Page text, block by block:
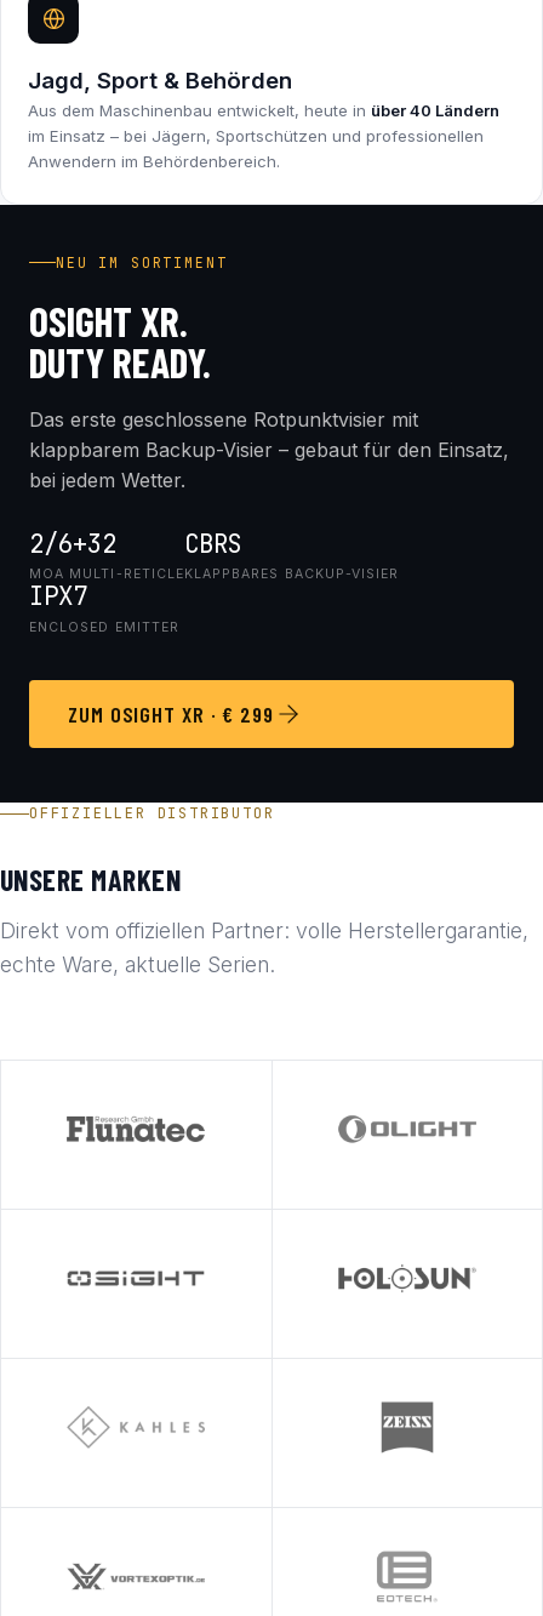
Jagd, Sport & Behörden
Aus dem Maschinenbau entwickelt, heute in über 40 Ländern
im Einsatz – bei Jägern, Sportschützen und professionellen
Anwendern im Behördenbereich.
NEU IM SORTIMENT
OSIGHT XR.
DUTY READY.
Das erste geschlossene Rotpunktvisier mit
klappbarem Backup-Visier – gebaut für den Einsatz,
bei jedem Wetter.
2/6+32
MOA MULTI-RETICLE
CBRS
KLAPPBARES BACKUP-VISIER
IPX7
ENCLOSED EMITTER
ZUM OSIGHT XR · € 299
OFFIZIELLER DISTRIBUTOR
UNSERE MARKEN
Direkt vom offiziellen Partner: volle Herstellergarantie,
echte Ware, aktuelle Serien.